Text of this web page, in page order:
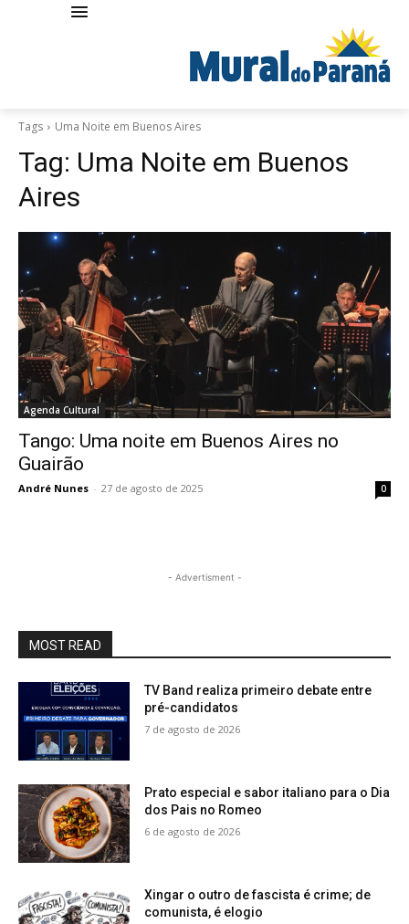
Tags Uma Noite em Buenos Aires
Tag: Uma Noite em Buenos
Aires
Agenda Cultural
Tango: Uma noite em Buenos Aires no
Guairão
André Nunes - 27 de agosto de 2025 0
- Advertisment -
MOST READ
TV Band realiza primeiro debate entre
pré-candidatos
7 de agosto de 2026
Prato especial e sabor italiano para o Dia
dos Pais no Romeo
6 de agosto de 2026
Xingar o outro de fascista é crime; de
comunista, é elogio